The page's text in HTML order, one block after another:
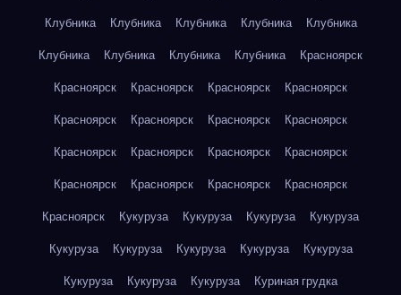
Клубника
Клубника Клубника Клубника
Клубника
Клубника
Клубника Клубника Клубника
Красноярск
Красноярск
Красноярск Красноярск
Красноярск
Красноярск
Красноярск Красноярск
Красноярск
Красноярск
Красноярск Красноярск
Красноярск
Красноярск
Красноярск Красноярск
Красноярск
Красноярск
Кукуруза Кукуруза Кукуруза
Кукуруза
Кукуруза
Кукуруза Кукуруза Кукуруза
Кукуруза
Кукуруза
Кукуруза Кукуруза
Куриная грудка